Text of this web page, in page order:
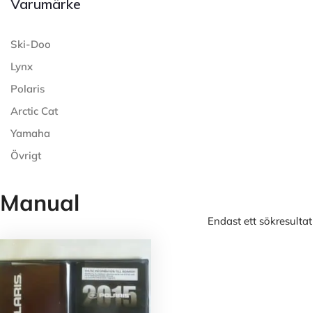
Varumärke
Ski-Doo
Lynx
Polaris
Arctic Cat
Yamaha
Övrigt
Manual
Endast ett sökresultat